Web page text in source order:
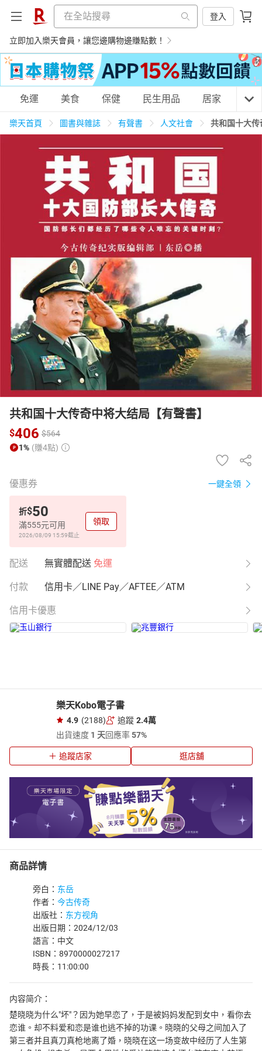
登入
立即加入樂天會員，讓您邊購物邊賺點數！
購物網分類
天天免運 美食蛋糕 養生保健 民生用品
居家生活 3C家電 運動休閒 親子玩具
女裝 男裝 化妝保養 情趣用品
日本購物 電子/紙本書
HOT
免運 美食 保健 民生用品 居家 3C
樂天首頁 圖書與雜誌 有聲書 人文社會 共和国十大
共和国十大传奇中将大结局【有聲書】
$406 $564
1% (賺4點)
優惠券 一鍵全領
折$50
滿555元可用
2026/08/09 15:59截止
領取
配送 無實體配送 免運
付款 信用卡／LINE Pay／AFTEE／ATM
信用卡優惠
樂天Kobo電子書
4.9 (2188) 追蹤 2.4萬
出貨速度 1 天回應率57%
追蹤店家 逛店舖
商品詳情
旁白： 东岳
作者： 今古传奇
出版社： 东方视角
出版日期：2024/12/03
語言：中文
ISBN：8970000027217
時長：11:00:00
内容简介：
楚晓晓为什么"坏"？因为她早恋了，于是被妈妈发配到女中，看你去
恋谁。却不料爱和恋是谁也逃不掉的功课。晓晓的父母之间加入了
第三者并且真刀真枪地离了婚，晓晓在这一场变故中经历了人生第